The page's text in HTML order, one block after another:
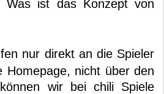
Was ist das Konzept von
nur direkt an die Spieler
Homepage, nicht über den
wir bei chili Spiele